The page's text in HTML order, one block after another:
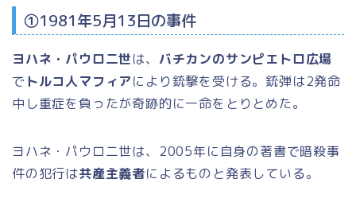
①1981年5月13日の事件
ヨハネ・パウロ二世は、 バチカンのサンピエトロ広場
で トルコ人マフィアにより銃撃を受ける。銃弾は2発命
中し重症を負ったが奇跡的に一命をとりとめた。
ヨハネ・パウロ二世は、2005年に自身の著書で暗殺事
件の犯行は共産主義者によるものと発表している。